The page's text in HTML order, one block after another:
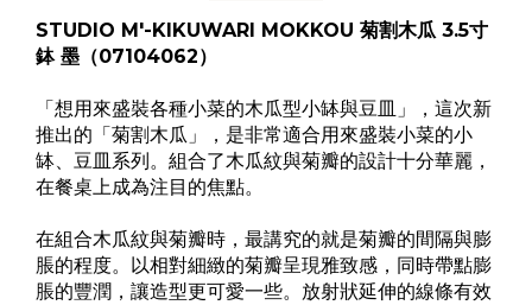
STUDIO M'-KIKUWARI MOKKOU 菊割木瓜 3.5寸
鉢 墨（07104062）
「想用來盛裝各種小菜的木瓜型小缽與豆皿」，這次新
推出的「菊割木瓜」，是非常適合用來盛裝小菜的小
缽、豆皿系列。組合了木瓜紋與菊瓣的設計十分華麗，
在餐桌上成為注目的焦點。
在組合木瓜紋與菊瓣時，最講究的就是菊瓣的間隔與膨
脹的程度。以相對細緻的菊瓣呈現雅致感，同時帶點膨
脹的豐潤，讓造型更可愛一些。放射狀延伸的線條有效